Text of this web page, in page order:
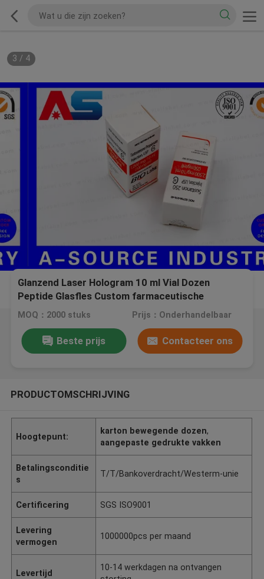
3 / 4
Glanzend Laser Hologram 10 ml Vial Dozen
Peptide Glasfles Custom farmaceutische
verpakkingsdozen
MOQ：2000 stuks Prijs：Onderhandelbaar
Beste prijs Contacteer ons
PRODUCTOMSCHRIJVING
Hoogtepunt:
karton bewegende dozen,
aangepaste gedrukte vakken
Betalingsconditie
s
T/T/Bankoverdracht/Westerm-unie
Certificering SGS ISO9001
Levering
vermogen
1000000pcs per maand
Levertijd
10-14 werkdagen na ontvangen